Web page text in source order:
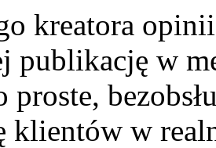
kreatora
publikację w
proste,
klientów w